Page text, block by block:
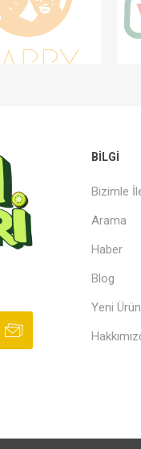
BILGI
Bizimle
Arama
Haber
Blog
Yeni